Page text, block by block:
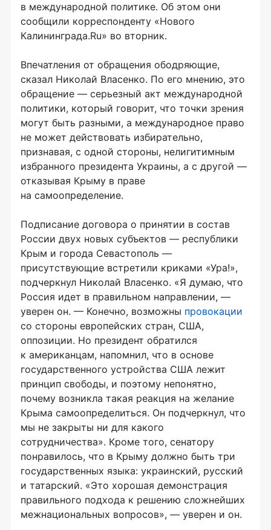
в международной политике. Об этом они
сообщили корреспонденту «Нового
Калининграда.Ru» во вторник.
Впечатления от обращения ободряющие,
сказал Николай Власенко. По его мнению, это
обращение — серьезный акт международной
политики, который говорит, что точки зрения
могут быть разными, а международное право
не может действовать избирательно,
признавая, с одной стороны, нелигитимным
избранного президента Украины, а с другой —
отказывая Крыму в праве
на самоопределение.
Подписание договора о принятии в состав
России двух новых субъектов — республики
Крым и города Севастополь —
присутствующие встретили криками «Ура!»,
подчеркнул Николай Власенко. «Я думаю, что
Россия идет в правильном направлении, —
уверен он. — Конечно, возможны провокации
со стороны европейских стран, США,
оппозиции. Но президент обратился
к американцам, напомнил, что в основе
государственного устройства США лежит
принцип свободы, и поэтому непонятно,
почему возникла такая реакция на желание
Крыма самоопределиться. Он подчеркнул, что
мы не закрыты ни для какого
сотрудничества». Кроме того, сенатору
понравилось, что в Крыму должно быть три
государственных языка: украинский, русский
и татарский. «Это хорошая демонстрация
правильного подхода к решению сложнейших
межнациональных вопросов», — уверен и он.